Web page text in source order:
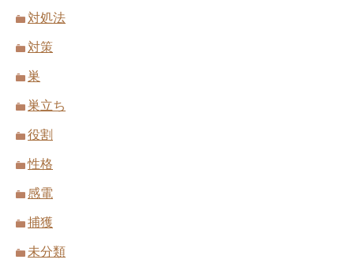
対処法
対策
巣
巣立ち
役割
性格
感電
捕獲
未分類